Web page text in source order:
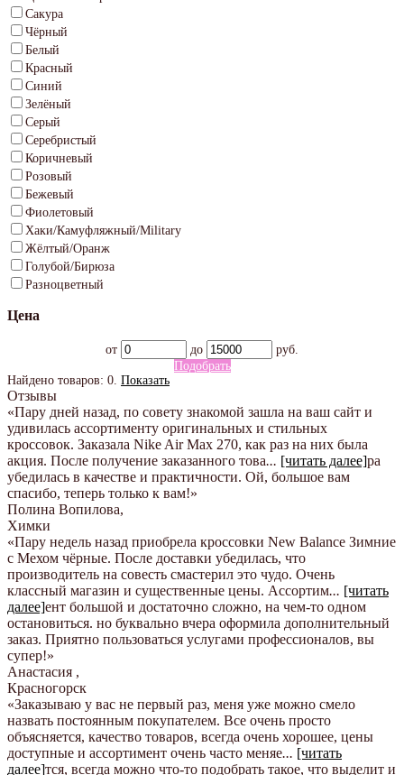
Сакура
Чёрный
Белый
Красный
Синий
Зелёный
Серый
Серебристый
Коричневый
Розовый
Бежевый
Фиолетовый
Хаки/Камуфляжный/Military
Жёлтый/Оранж
Голубой/Бирюза
Разноцветный
Цена
от до
руб.
Подобрать
Найдено товаров: 0 Показать
Отзывы
«Пару дней назад, по совету знакомой зашла на ваш сайт и
удивилась ассортименту оригинальных и стильных
кроссовок. Заказала Nike Air Max 270, как раз на них была
акция. После получение заказанного това... [читать далее]ра
убедилась в качестве и практичности. Ой, большое вам
спасибо, теперь только к вам!»
Полина Вопилова,
Химки
«Пару недель назад приобрела кроссовки New Balance Зимние
с Мехом чёрные. После доставки убедилась, что
производитель на совесть смастерил это чудо. Очень
классный магазин и существенные цены. Ассортим... [читать
далее]ент большой и достаточно сложно, на чем-то одном
остановиться. но буквально вчера оформила дополнительный
заказ. Приятно пользоваться услугами профессионалов, вы
супер!»
Анастасия ,
Красногорск
«Заказываю у вас не первый раз, меня уже можно смело
назвать постоянным покупателем. Все очень просто
объясняется, качество товаров, всегда очень хорошее, цены
доступные и ассортимент очень часто меняе... [читать
далее]тся, всегда можно что-то подобрать такое, что выделит и